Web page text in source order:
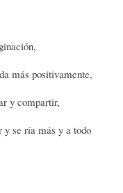
más positivamente,
y compartir,
y se ría más y a todo